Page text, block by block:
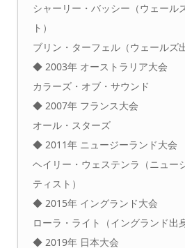
シャーリー・バッシー（ウェール
ト）
ブリン・ターフェル（ウェールズ
◆ 2003年 オーストラリア大会
カラーズ・オブ・サウンド
◆ 2007年 フランス大会
オール・スターズ
◆ 2011年 ニュージーランド大会
ヘイリー・ウェステンラ（ニュー
ティスト）
◆ 2015年 イングランド大会
ローラ・ライト（イングランド出
◆ 2019年 日本大会